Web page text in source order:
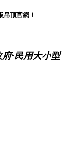
吊頂官網！
·民用大小型